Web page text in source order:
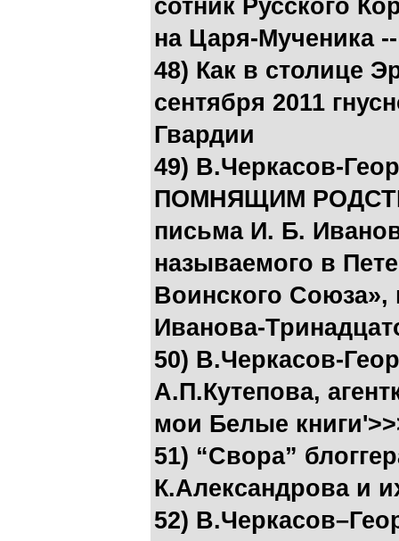
сотник Русского
на Царя-Мученика
48) Как в столице
сентября 2011
Гвардии
49) В.Черкасов-
ПОМНЯЩИМ
письма И. Б.
называемого в
Воинского Союза»,
Иванова-
50) В.Черкасов-
А.П.Кутепова,
мои Белые
51) “Свора”
К.Александрова и
52)